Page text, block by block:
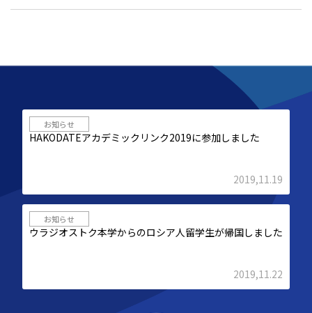
お知らせ
HAKODATEアカデミックリンク2019に参加しました
2019,11.19
お知らせ
ウラジオストク本学からのロシア人留学生が帰国しました
2019,11.22